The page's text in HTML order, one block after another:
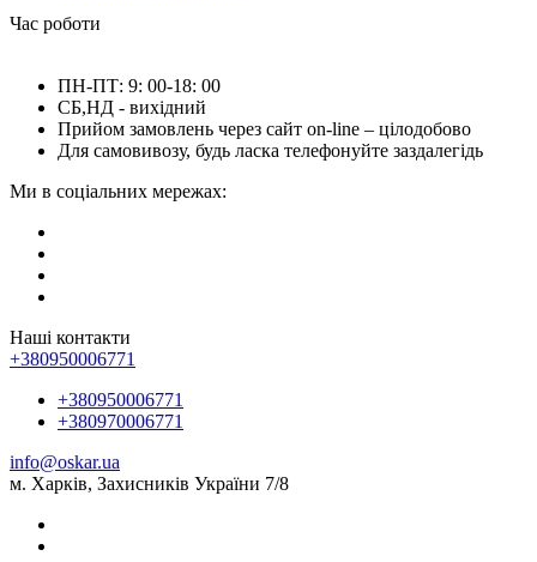
Час роботи
ПН-ПТ: 9: 00-18: 00
СБ,НД - вихідний
Прийом замовлень через сайт on-line – цілодобово
Для самовивозу, будь ласка телефонуйте заздалегідь
Ми в соціальних мережах:
Наші контакти
+380950006771
+380950006771
+380970006771
info@oskar.ua
м. Харків, Захисників України 7/8